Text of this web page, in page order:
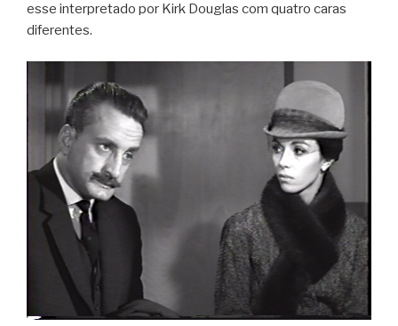
esse interpretado por Kirk Douglas com quatro caras
diferentes.